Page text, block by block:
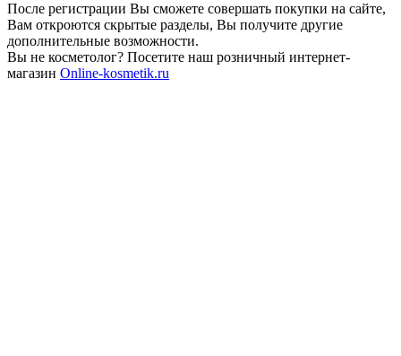
После регистрации Вы сможете совершать покупки на сайте,
Вам откроются скрытые разделы, Вы получите другие
дополнительные возможности.
Вы не косметолог? Посетите наш розничный интернет-
магазин Online-kosmetik.ru